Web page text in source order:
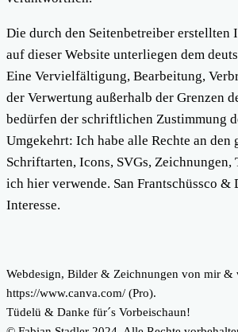
Die durch den Seitenbetreiber erstellten
auf dieser Website unterliegen dem
Eine Vervielfältigung, Bearbeitung,
der Verwertung außerhalb der Grenzen
bedürfen der schriftlichen Zustimmung
Umgekehrt: Ich habe alle Rechte an den
Schriftarten, Icons, SVGs,
ich hier verwende. San Frantschüssco &
Interesse.
Webdesign, Bilder & Zeichnungen von mir &
https://www.canva.com/ (Pro).
Tüdelü & Danke für´s Vorbeischaun!